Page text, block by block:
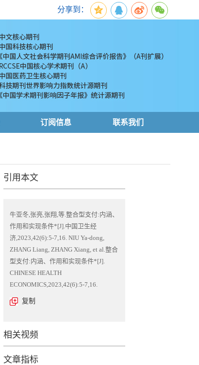
分享到：
订阅信息 联系我们
引用本文
牛亚冬,张亮,张翔,等.整合型支付:内涵、
作用和实现条件*[J].中国卫生经
济,2023,42(6):5-7,16. NIU Ya-dong,
ZHANG Liang, ZHANG Xiang, et al.整合
型支付:内涵、作用和实现条件*[J].
CHINESE HEALTH
ECONOMICS,2023,42(6):5-7,16.
复制
相关视频
文章指标